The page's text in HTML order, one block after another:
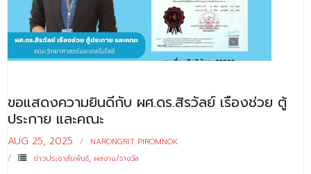
ขอแสดงความยินดีกับ ผศ.ดร.สิรวัลย์ เรืองช่วย ตู้
ประกาย และคณะ
AUG 25, 2025
NARONGRIT PIROMNOK
ข่าวประชาสัมพันธ์, ผลงาน/รางวัล